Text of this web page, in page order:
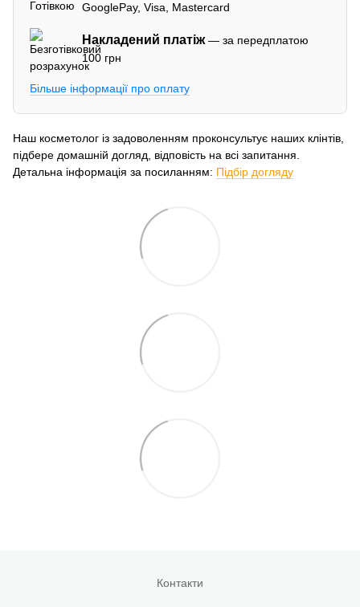
GooglePay, Visa, Mastercard
Накладений платіж— за передплатою
100 грн
Більше інформації про оплату
Наш косметолог із задоволенням проконсультує наших клінтів,
підбере домашній догляд, відповість на всі запитання.
Детальна інформація за посиланням: Підбір догляду
Контакти